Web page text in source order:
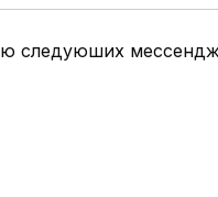
оправданных
о легальности
возможно стоит
данными от
об AlfaBit от
следуюших